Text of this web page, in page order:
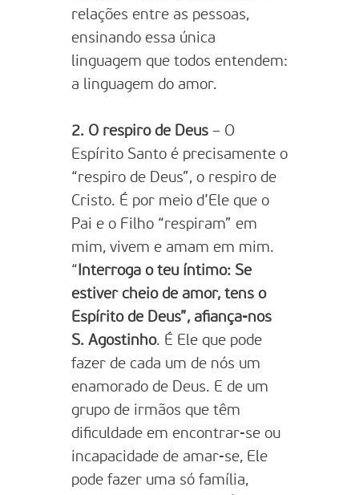
relações entre as pessoas,
ensinando essa única
linguagem que todos entendem:
a linguagem do amor.
2. O respiro de Deus – O
Espírito Santo é precisamente o
“respiro de Deus”, o respiro de
Cristo. É por meio d’Ele que o
Pai e o Filho “respiram” em
mim, vivem e amam em mim.
“ Interroga o teu íntimo: Se
estiver cheio de amor, tens o
Espírito de Deus”, afiança-nos
S. Agostinho. É Ele que pode
fazer de cada um de nós um
enamorado de Deus. E de um
grupo de irmãos que têm
dificuldade em encontrar-se ou
incapacidade de amar-se, Ele
pode fazer uma só família,